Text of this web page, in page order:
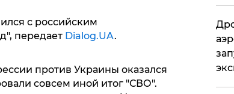
с российским
передает Dialog.UA.
против Украины оказался
совсем иной итог "СВО".